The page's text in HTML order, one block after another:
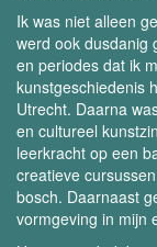
Ik was niet alleen
werd ook dusdanig
en periodes dat ik
kunstgeschiedenis
Utrecht. Daarna
en cultureel
leerkracht op een
creatieve
bosch. Daarnaast
vormgeving in mijn